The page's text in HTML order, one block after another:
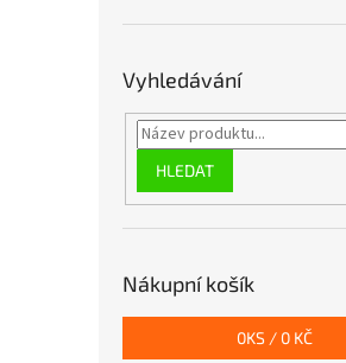
Vyhledávání
HLEDAT
Nákupní košík
0KS / 0 KČ